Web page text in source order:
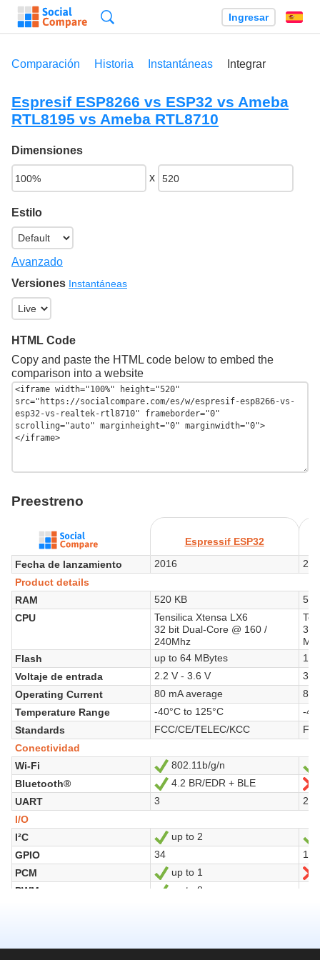
Ingresar
Comparación Historia Instantáneas Integrar
Espresif ESP8266 vs ESP32 vs Ameba
RTL8195 vs Ameba RTL8710
Dimensiones
x
Estilo
Avanzado
Versiones Instantáneas
HTML Code
Copy and paste the HTML code below to embed the
comparison into a website
Preestreno